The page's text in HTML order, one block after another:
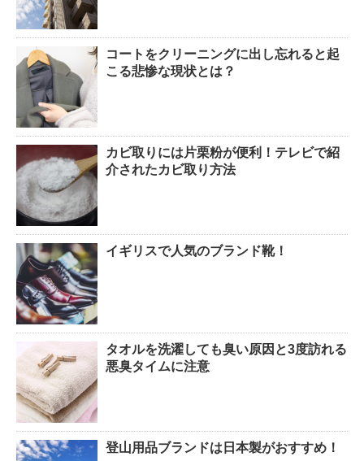
コートをクリーニングに出し忘れると起
こる悲惨な現状とは？
カビ取りには片栗粉が便利！テレビで紹
介されたカビ取り方法
イギリスで人気のブランド靴！
タオルを洗濯しても臭い原因と3度訪れる
悪臭タイムに注意
登山用品ブランドは日本製がおすすめ！